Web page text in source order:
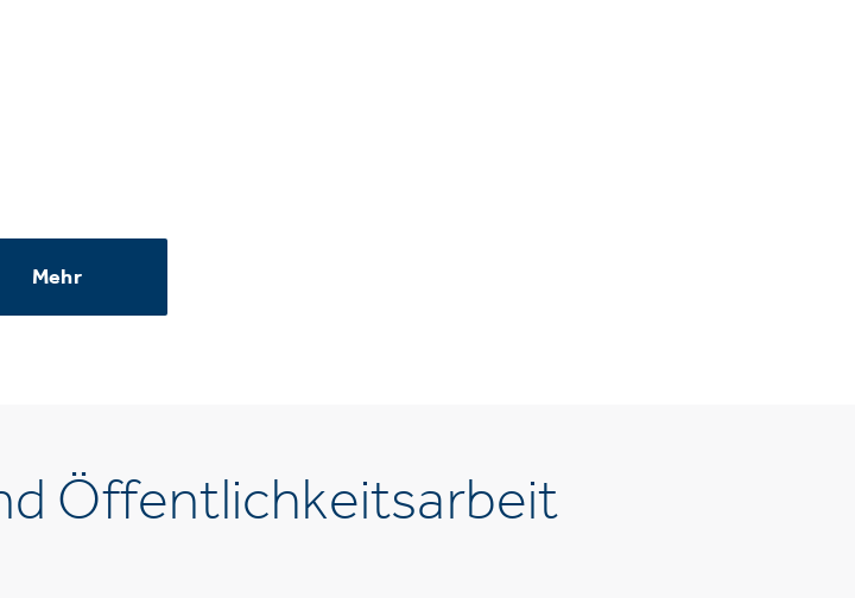
Mehr
Öffentlichkeitsarbeit